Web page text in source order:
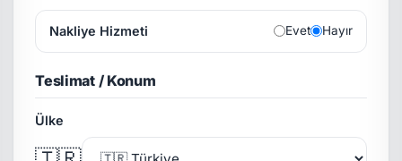
Nakliye Hizmeti Evet Hayır
Teslimat / Konum
Ülke